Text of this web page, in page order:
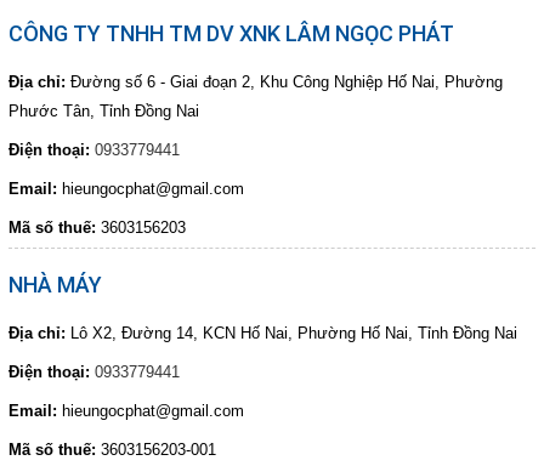
CÔNG TY TNHH TM DV XNK LÂM NGỌC PHÁT
Địa chỉ: Đường số 6 - Giai đoạn 2, Khu Công Nghiệp Hố Nai, Phường
Phước Tân, Tỉnh Đồng Nai
Điện thoại: 0933779441
Email: hieungocphat@gmail.com
Mã số thuế: 3603156203
NHÀ MÁY
Địa chỉ: Lô X2, Đường 14, KCN Hố Nai, Phường Hố Nai, Tỉnh Đồng Nai
Điện thoại: 0933779441
Email: hieungocphat@gmail.com
Mã số thuế: 3603156203-001
HOÁ CHẤT DỆT NHUỘM
HOÁ CHẤT CƠ BẢN
HOÁ CHẤT XỬ LÝ NƯỚC
HÓA CHẤT VI LƯỢNG
HOÁ CHẤT NGHÀNH GIẤY
HOÁ CHẤT XI MẠ
HOÁ CHẤT NGHÀNH CAO SU
HOÁ CHẤT TẨY RỬA
HOÁ CHẤT THÍ NGHIỆM
Điện thoại